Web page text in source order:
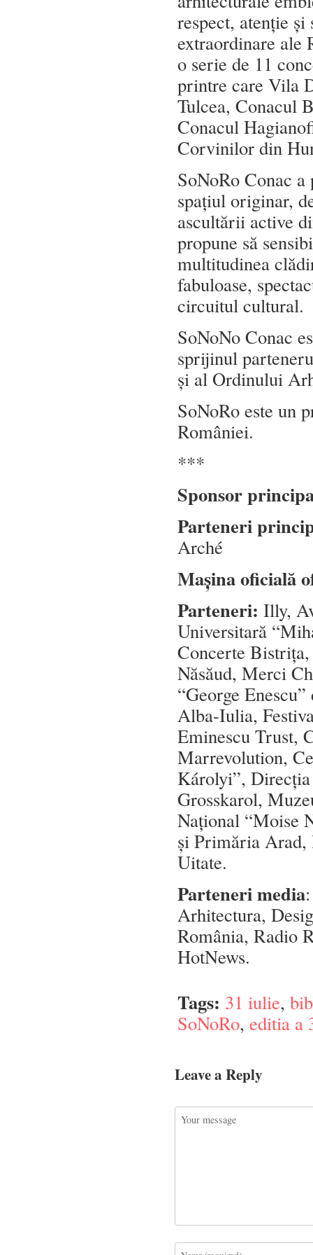
respect, atenție
extraordinare ale
o serie de 11
printre care Vila
Tulcea, Conacul
Conacul
Corvinilor din
SoNoRo Conac
spațiul originar,
ascultării active
propune să
multitudinea
fabuloase,
circuitul cultural.
SoNoNo Conac
sprijinul
și al Ordinului
SoNoRo este un
României.
***
Sponsor
Parteneri
Arché
Mașina oficială
Parteneri: Illy,
Universitară
Concerte
Năsăud, Merci
“George
Alba-Iulia,
Eminescu Trust,
Marrevolution,
Károlyi”,
Grosskarol,
Național “Moise
și Primăria Arad,
Uitate.
Parteneri media
Arhitectura,
România, Radio
HotNews.
Tags: 31 iulie,
SoNoRo, editia a
Leave a Reply